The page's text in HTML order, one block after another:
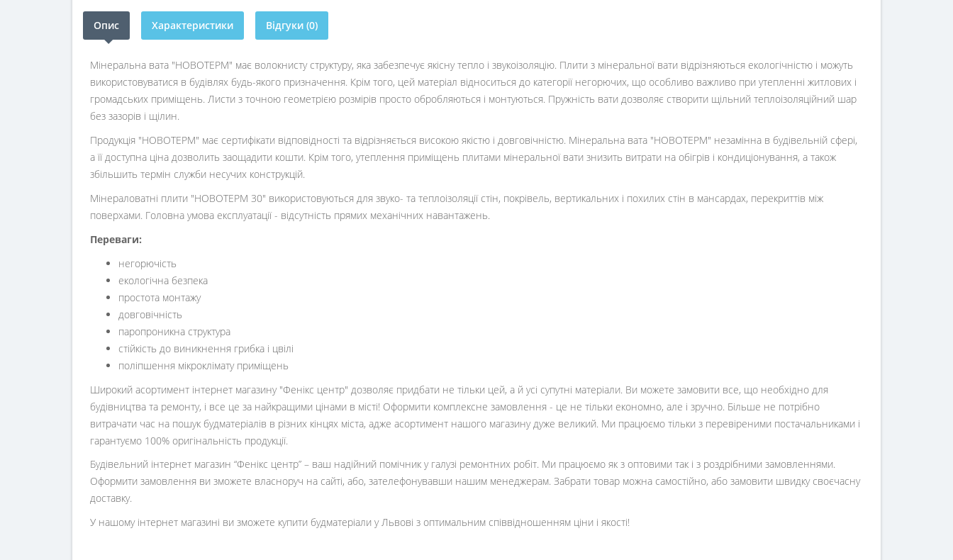
Опис Характеристики Відгуки (0)
Мінеральна вата "НОВОТЕРМ" має волокнисту структуру, яка забезпечує якісну тепло і звукоізоляцію. Плити з мінеральної вати відрізняються екологічністю і можуть
використовуватися в будівлях будь-якого призначення. Крім того, цей матеріал відноситься до категорії негорючих, що особливо важливо при утепленні житлових і
громадських приміщень. Листи з точною геометрією розмірів просто обробляються і монтуються. Пружність вати дозволяє створити щільний теплоізоляційний шар
без зазорів і щілин.
Продукція "НОВОТЕРМ" має сертифікати відповідності та відрізняється високою якістю і довговічністю. Мінеральна вата "НОВОТЕРМ" незамінна в будівельній сфері,
а її доступна ціна дозволить заощадити кошти. Крім того, утеплення приміщень плитами мінеральної вати знизить витрати на обігрів і кондиціонування, а також
збільшить термін служби несучих конструкцій.
Мінераловатні плити "НОВОТЕРМ 30" використовуються для звуко- та теплоізоляції стін, покрівель, вертикальних і похилих стін в мансардах, перекриттів між
поверхами. Головна умова експлуатації - відсутність прямих механічних навантажень.
Переваги:
негорючість
екологічна безпека
простота монтажу
довговічність
паропроникна структура
стійкість до виникнення грибка і цвілі
поліпшення мікроклімату приміщень
Широкий асортимент інтернет магазину "Фенікс центр" дозволяє придбати не тільки цей, а й усі супутні матеріали. Ви можете замовити все, що необхідно для
будівництва та ремонту, і все це за найкращими цінами в місті! Оформити комплексне замовлення - це не тільки економно, але і зручно. Більше не потрібно
витрачати час на пошук будматеріалів в різних кінцях міста, адже асортимент нашого магазину дуже великий. Ми працюємо тільки з перевіреними постачальниками і
гарантуємо 100% оригінальність продукції.
Будівельний інтернет магазин “Фенікс центр” – ваш надійний помічник у галузі ремонтних робіт. Ми працюємо як з оптовими так і з роздрібними замовленнями.
Оформити замовлення ви зможете власноруч на сайті, або, зателефонувавши нашим менеджерам. Забрати товар можна самостійно, або замовити швидку своєчасну
доставку.
У нашому інтернет магазині ви зможете купити будматеріали у Львові з оптимальним співвідношенням ціни і якості!